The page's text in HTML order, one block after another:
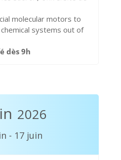
molecular motors to
systems out of
dès 9h
2026
- 17 juin